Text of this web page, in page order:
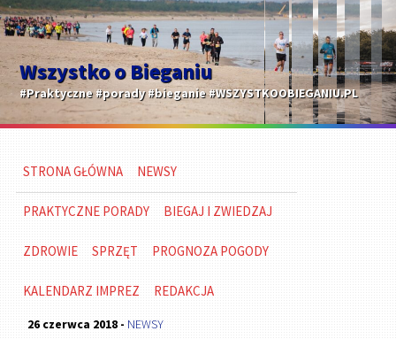
Wszystko o Bieganiu
#Praktyczne #porady #bieganie #WSZYSTKOOBIEGANIU.PL
STRONA GŁÓWNA NEWSY
PRAKTYCZNE PORADY BIEGAJ I ZWIEDZAJ
ZDROWIE SPRZĘT PROGNOZA POGODY
KALENDARZ IMPREZ REDAKCJA
26 czerwca 2018 - NEWSY